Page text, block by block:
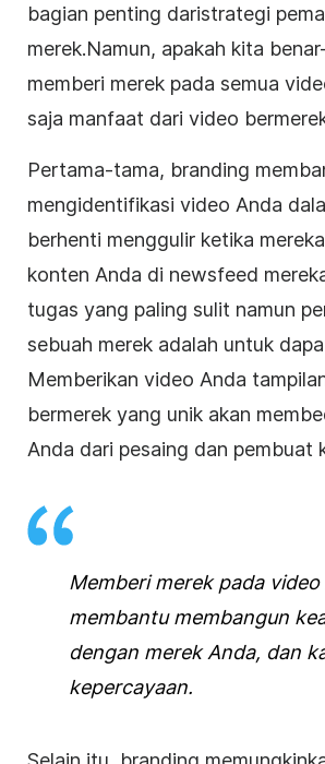
bagian penting daristrategi
merek.Namun, apakah kita
memberi merek pada semua
saja manfaat dari video
Pertama-tama, branding
mengidentifikasi video Anda
berhenti menggulir ketika
konten Anda di newsfeed
tugas yang paling sulit namun
sebuah merek adalah untuk
Memberikan video Anda
bermerek yang unik akan
Anda dari pesaing dan pembuat
Memberi merek pada video
membantu membangun
dengan merek Anda, dan
kepercayaan.